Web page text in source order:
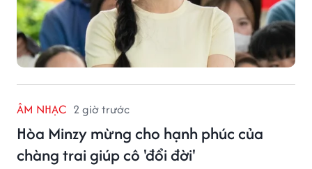
ÂM NHẠC 2 giờ trước
Hòa Minzy mừng cho hạnh phúc của
chàng trai giúp cô 'đổi đời'